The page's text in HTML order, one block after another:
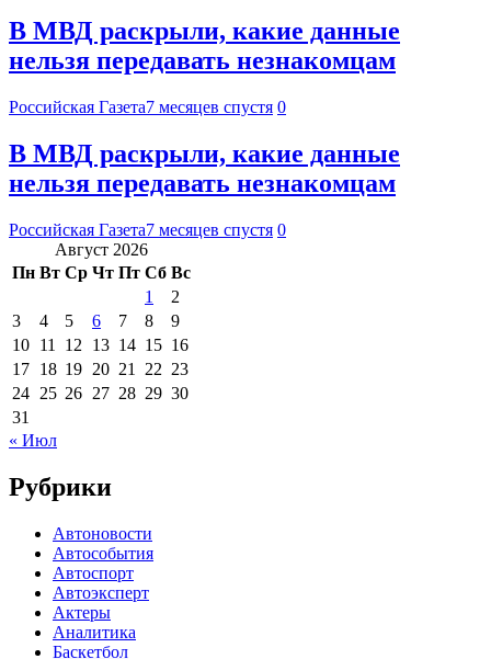
В МВД раскрыли, какие данные
нельзя передавать незнакомцам
Российская Газета7 месяцев спустя 0
В МВД раскрыли, какие данные
нельзя передавать незнакомцам
Российская Газета7 месяцев спустя 0
Август 2026
Пн Вт Ср Чт Пт Сб Вс
1
2
3
4 5 6 7 8
9
10 11 12 13 14 15 16
17 18 19 20 21 22 23
24 25 26 27 28 29 30
31
« Июл
Рубрики
Автоновости
Автособытия
Автоспорт
Автоэксперт
Актеры
Аналитика
Баскетбол